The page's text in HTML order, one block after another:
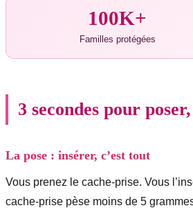
100K+
Familles protégées
3 secondes pour
La pose : insérer, c’est tout
Vous prenez le cache-prise. Vous
cache-prise pèse moins de 5